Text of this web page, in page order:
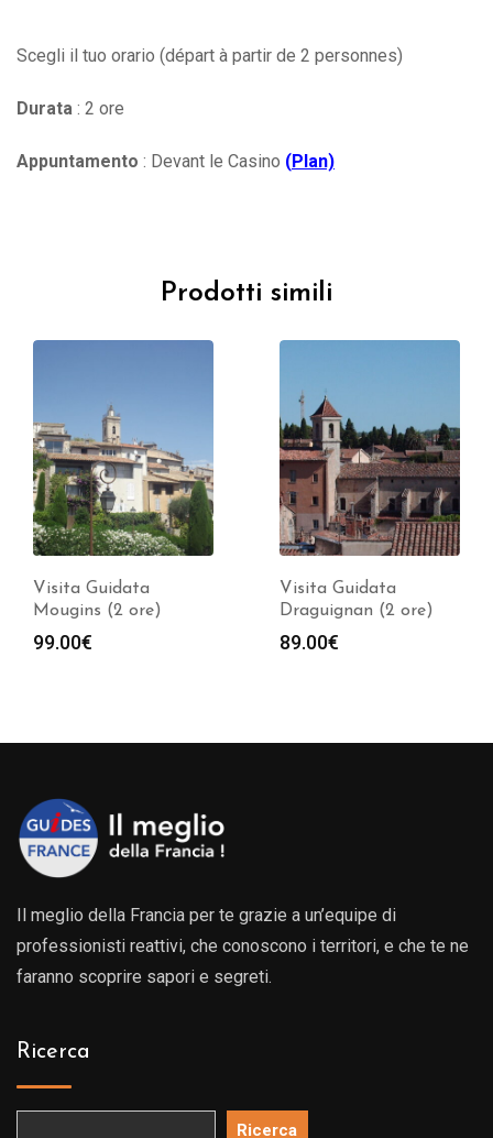
Scegli il tuo orario (départ à partir de 2 personnes)
Durata : 2 ore
Appuntamento : Devant le Casino (Plan)
Prodotti simili
Visita Guidata
Mougins (2 ore)
99.00€
Visita Guidata
Draguignan (2 ore)
89.00€
Il meglio della Francia per te grazie a un’equipe di
professionisti reattivi, che conoscono i territori, e che te ne
faranno scoprire sapori e segreti.
Ricerca
Ricerca